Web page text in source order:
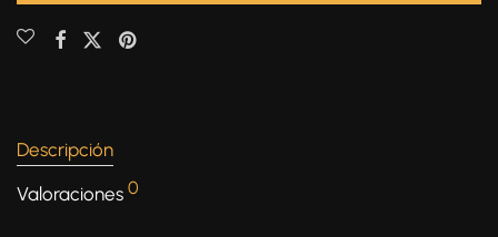
Descripción
Valoraciones 0